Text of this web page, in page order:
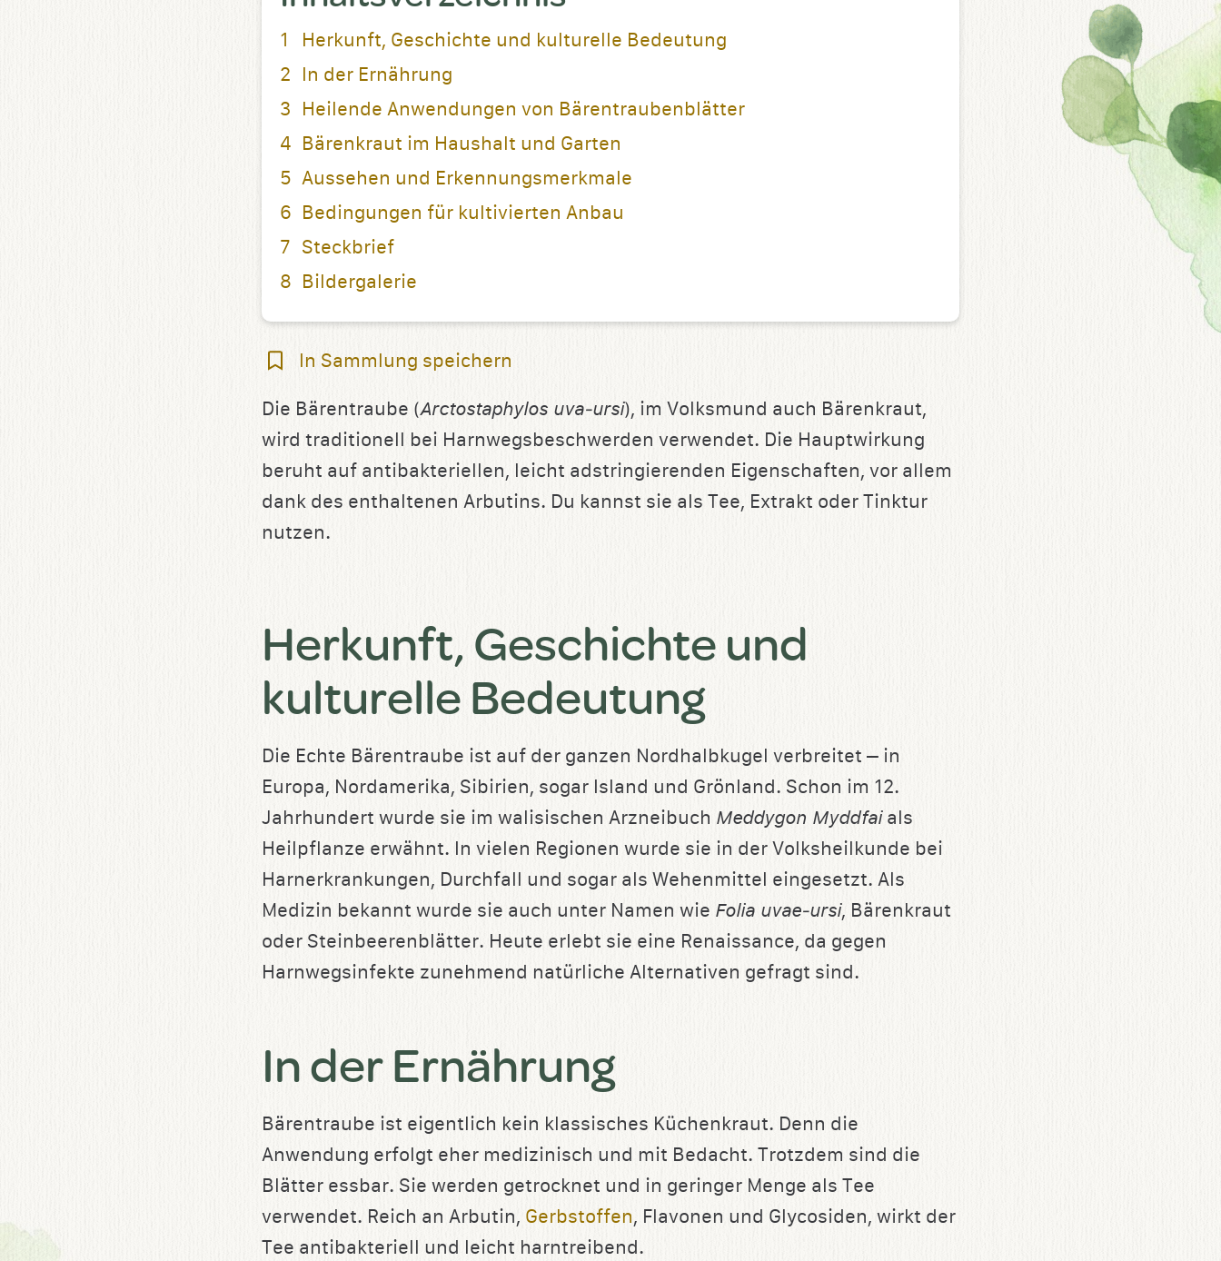
Herkunft, Geschichte und kulturelle Bedeutung
In der Ernährung
Heilende Anwendungen von Bärentraubenblätter
Bärenkraut im Haushalt und Garten
Aussehen und Erkennungsmerkmale
Bedingungen für kultivierten Anbau
Steckbrief
Bildergalerie
In
speichern
In Sammlung speichern
Die Bärentraube (Arctostaphylos uva‑ursi), im Volksmund auch Bärenkraut,
wird traditionell bei Harnwegsbeschwerden verwendet. Die Hauptwirkung
beruht auf antibakteriellen, leicht adstringierenden Eigenschaften, vor allem
dank des enthaltenen Arbutins. Du kannst sie als Tee, Extrakt oder Tinktur
nutzen.
Herkunft, Geschichte und
kulturelle Bedeutung
Die Echte Bärentraube ist auf der ganzen Nordhalbkugel verbreitet – in
Europa, Nordamerika, Sibirien, sogar Island und Grönland. Schon im 12.
Jahrhundert wurde sie im walisischen Arzneibuch Meddygon Myddfaials
Heilpflanze erwähnt. In vielen Regionen wurde sie in der Volksheilkunde bei
Harnerkrankungen, Durchfall und sogar als Wehenmittel eingesetzt. Als
Medizin bekannt wurde sie auch unter Namen wie Folia uvae‑ursi, Bärenkraut
oder Steinbeerenblätter. Heute erlebt sie eine Renaissance, da gegen
Harnwegsinfekte zunehmend natürliche Alternativen gefragt sind.
In der Ernährung
Bärentraube ist eigentlich kein klassisches Küchenkraut. Denn die
Anwendung erfolgt eher medizinisch und mit Bedacht. Trotzdem sind die
Blätter essbar. Sie werden getrocknet und in geringer Menge als Tee
verwendet. Reich an Arbutin, Gerbstoffen, Flavonen und Glycosiden, wirkt der
Tee antibakteriell und leicht harntreibend.